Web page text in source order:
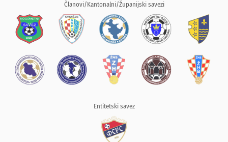
Članovi/Kantonalni/Županijski savezi
Entitetski savez